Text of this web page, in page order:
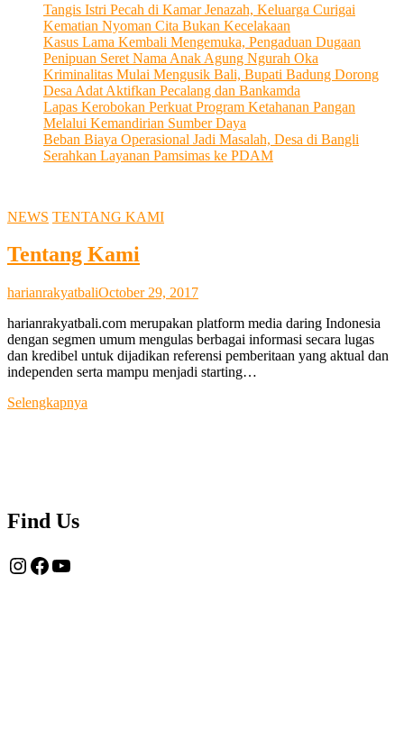
Tangis Istri Pecah di Kamar Jenazah, Keluarga Curigai
Kematian Nyoman Cita Bukan Kecelakaan
Kasus Lama Kembali Mengemuka, Pengaduan Dugaan
Penipuan Seret Nama Anak Agung Ngurah Oka
Kriminalitas Mulai Mengusik Bali, Bupati Badung Dorong
Desa Adat Aktifkan Pecalang dan Bankamda
Lapas Kerobokan Perkuat Program Ketahanan Pangan
Melalui Kemandirian Sumber Daya
Beban Biaya Operasional Jadi Masalah, Desa di Bangli
Serahkan Layanan Pamsimas ke PDAM
NEWS TENTANG KAMI
Tentang Kami
harianrakyatbaliOctober 29, 2017
harianrakyatbali.com merupakan platform media daring Indonesia
dengan segmen umum mengulas berbagai informasi secara lugas
dan kredibel untuk dijadikan referensi pemberitaan yang aktual dan
independen serta mampu menjadi starting…
Selengkapnya
Find Us
Instagram
Facebook
YouTube